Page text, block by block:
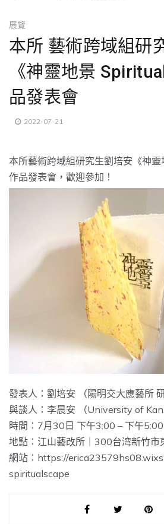
展覽
本所 藝術跨域組研
《神靈地景
品發表會
2022-07-21
本所藝術跨域組研究生劉培安《神靈
作品發表會，歡迎參加！
發表人：劉培安 （陽明交大應藝所 研
與談人：李晨安 （University of
時間：7月30日 下午3:00 – 下午5:00
地點：江山藝改所｜300台湾新竹市
網站： https://
spiritualscape